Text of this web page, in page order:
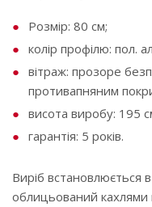
Розмір: 80 см;
колір профілю: пол.
вітраж: прозоре
противапняним
висота виробу: 195
гарантія: 5 років.
Виріб встановлюється
облицьований кахлями